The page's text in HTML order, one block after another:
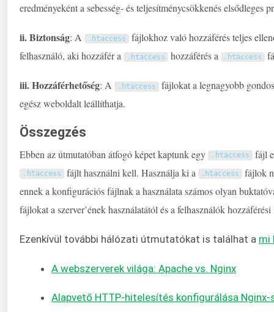
eredményeként a sebesség- és teljesítménycsökkenés elsődleges
ii. Biztonság: A . htaccess fájlokhoz való hozzáférés teljes
felhasználó, aki hozzáfér a
. htaccess hozzáférés a . htaccess
iii. Hozzáférhetőség: A . htaccess fájlokat a legnagyobb
egész weboldalt leállíthatja.
Összegzés
Ebben az útmutatóban átfogó képet kaptunk egy . htaccess fájl
. htaccess fájlt használni kell. Használja ki a . htaccess
fájlok
ennek a konfigurációs fájlnak a használata számos olyan
fájlokat a szerver’ének használatától és a felhasználók
Ezenkívül további hálózati útmutatókat is találhat a mi
A webszerverek világa: Apache vs. Nginx
Alapvető HTTP-hitelesítés konfigurálása